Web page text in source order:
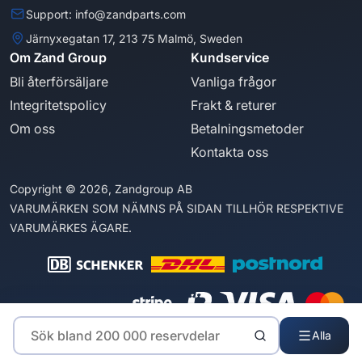
Alla
Support: info@zandparts.com
Järnyxegatan 17, 213 75 Malmö, Sweden
Om Zand Group
Bli återförsäljare
Integritetspolicy
Om oss
Kundservice
Vanliga frågor
Frakt & returer
Betalningsmetoder
Kontakta oss
Copyright © 2026, Zandgroup AB
VARUMÄRKEN SOM NÄMNS PÅ SIDAN TILLHÖR RESPEKTIVE
VARUMÄRKES ÄGARE.